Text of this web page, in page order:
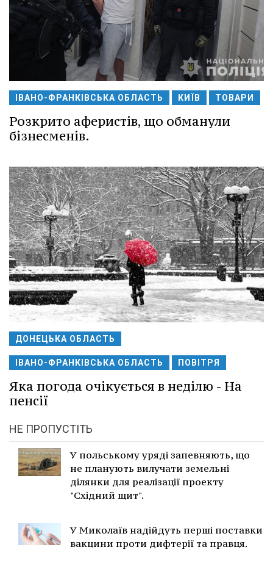
ІВАНО-ФРАНКІВСЬКА ОБЛАСТЬ КИЇВ ТОВАРИ
Розкрито аферистів, що обманули
бізнесменів.
ДОНЕЦЬКА ОБЛАСТЬ
ІВАНО-ФРАНКІВСЬКА ОБЛАСТЬ ПОВІТРЯ
Яка погода очікується в неділю - На
пенсії
НЕ ПРОПУСТІТЬ
У польському уряді запевняють, що
не планують вилучати земельні
ділянки для реалізації проекту
"Східний щит".
У Миколаїв надійдуть перші поставки
вакцини проти дифтерії та правця.